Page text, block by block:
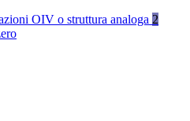
OIV o struttura analoga 2